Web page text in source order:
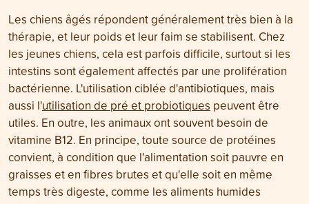
Les chiens âgés répondent généralement très bien à la
thérapie, et leur poids et leur faim se stabilisent. Chez
les jeunes chiens, cela est parfois difficile, surtout si les
intestins sont également affectés par une prolifération
bactérienne. L'utilisation ciblée d'antibiotiques, mais
aussi l'utilisation de pré et probiotiques peuvent être
utiles. En outre, les animaux ont souvent besoin de
vitamine B12. En principe, toute source de protéines
convient, à condition que l'alimentation soit pauvre en
graisses et en fibres brutes et qu'elle soit en même
temps très digeste, comme les aliments humides